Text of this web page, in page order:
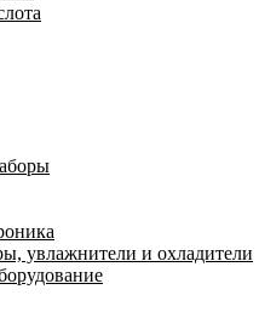
увлажнители и охладители